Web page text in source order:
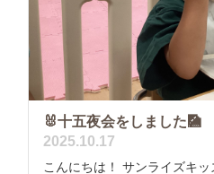
🐰十五夜会をしました🎑
2025.10.17
こんにちは！ サンライズキ